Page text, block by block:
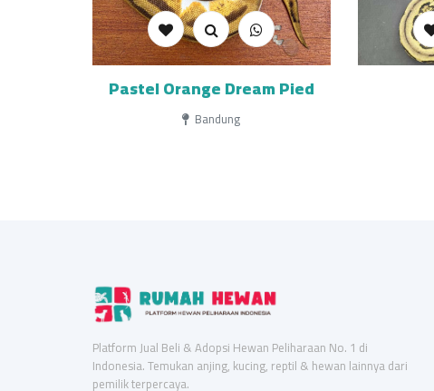
Pastel Orange Dream Pied
Bandung
Platform Jual Beli & Adopsi Hewan Peliharaan No. 1 di
Indonesia. Temukan anjing, kucing, reptil & hewan lainnya dari
pemilik terpercaya.